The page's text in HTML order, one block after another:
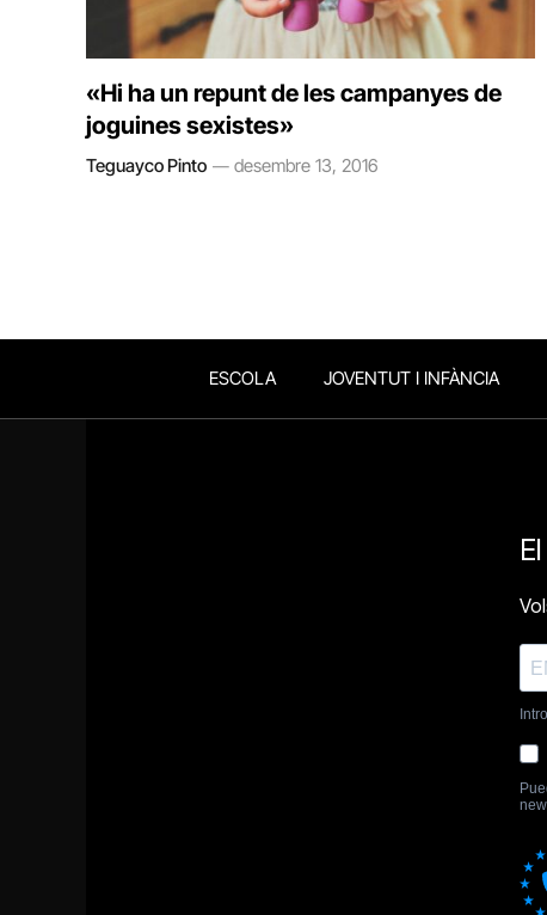
«Hi ha un repunt de les campanyes de
joguines sexistes»
Teguayco Pinto desembre 13, 2016
ESCOLA JOVENTUT I INFÀNCIA